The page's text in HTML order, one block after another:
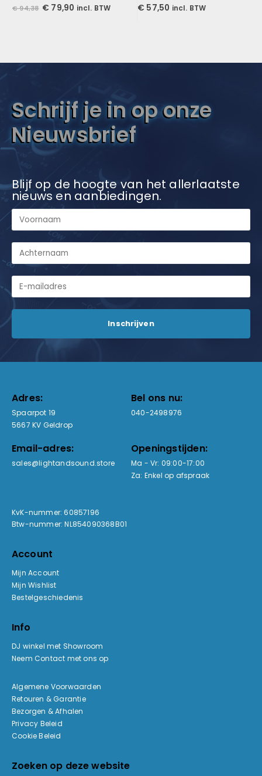
out of 5
€94,38 Oorspronkelijke
€ 79,90 Huidige
incl. BTW 0out of 5
€ 57,50 incl. BTW
Schrijf je in op onze
Nieuwsbrief
Blijf op de hoogte van het allerlaatste
nieuws en aanbiedingen.
Adres:
Spaarpot 19
5667 KV Geldrop
Bel ons nu:
040-2498976
Email-adres:
sales@lightandsound.store
Openingstijden:
Ma - Vr: 09:00-17:00
Za: Enkel op afspraak
KvK-nummer: 60857196
Btw-nummer: NL854090368B01
Account
Mijn Account
Mijn Wishlist
Bestelgeschiedenis
Info
DJ winkel met Showroom
Neem Contact met ons op
Algemene Voorwaarden
Retouren & Garantie
Bezorgen & Afhalen
Privacy Beleid
Cookie Beleid
Zoeken op deze website